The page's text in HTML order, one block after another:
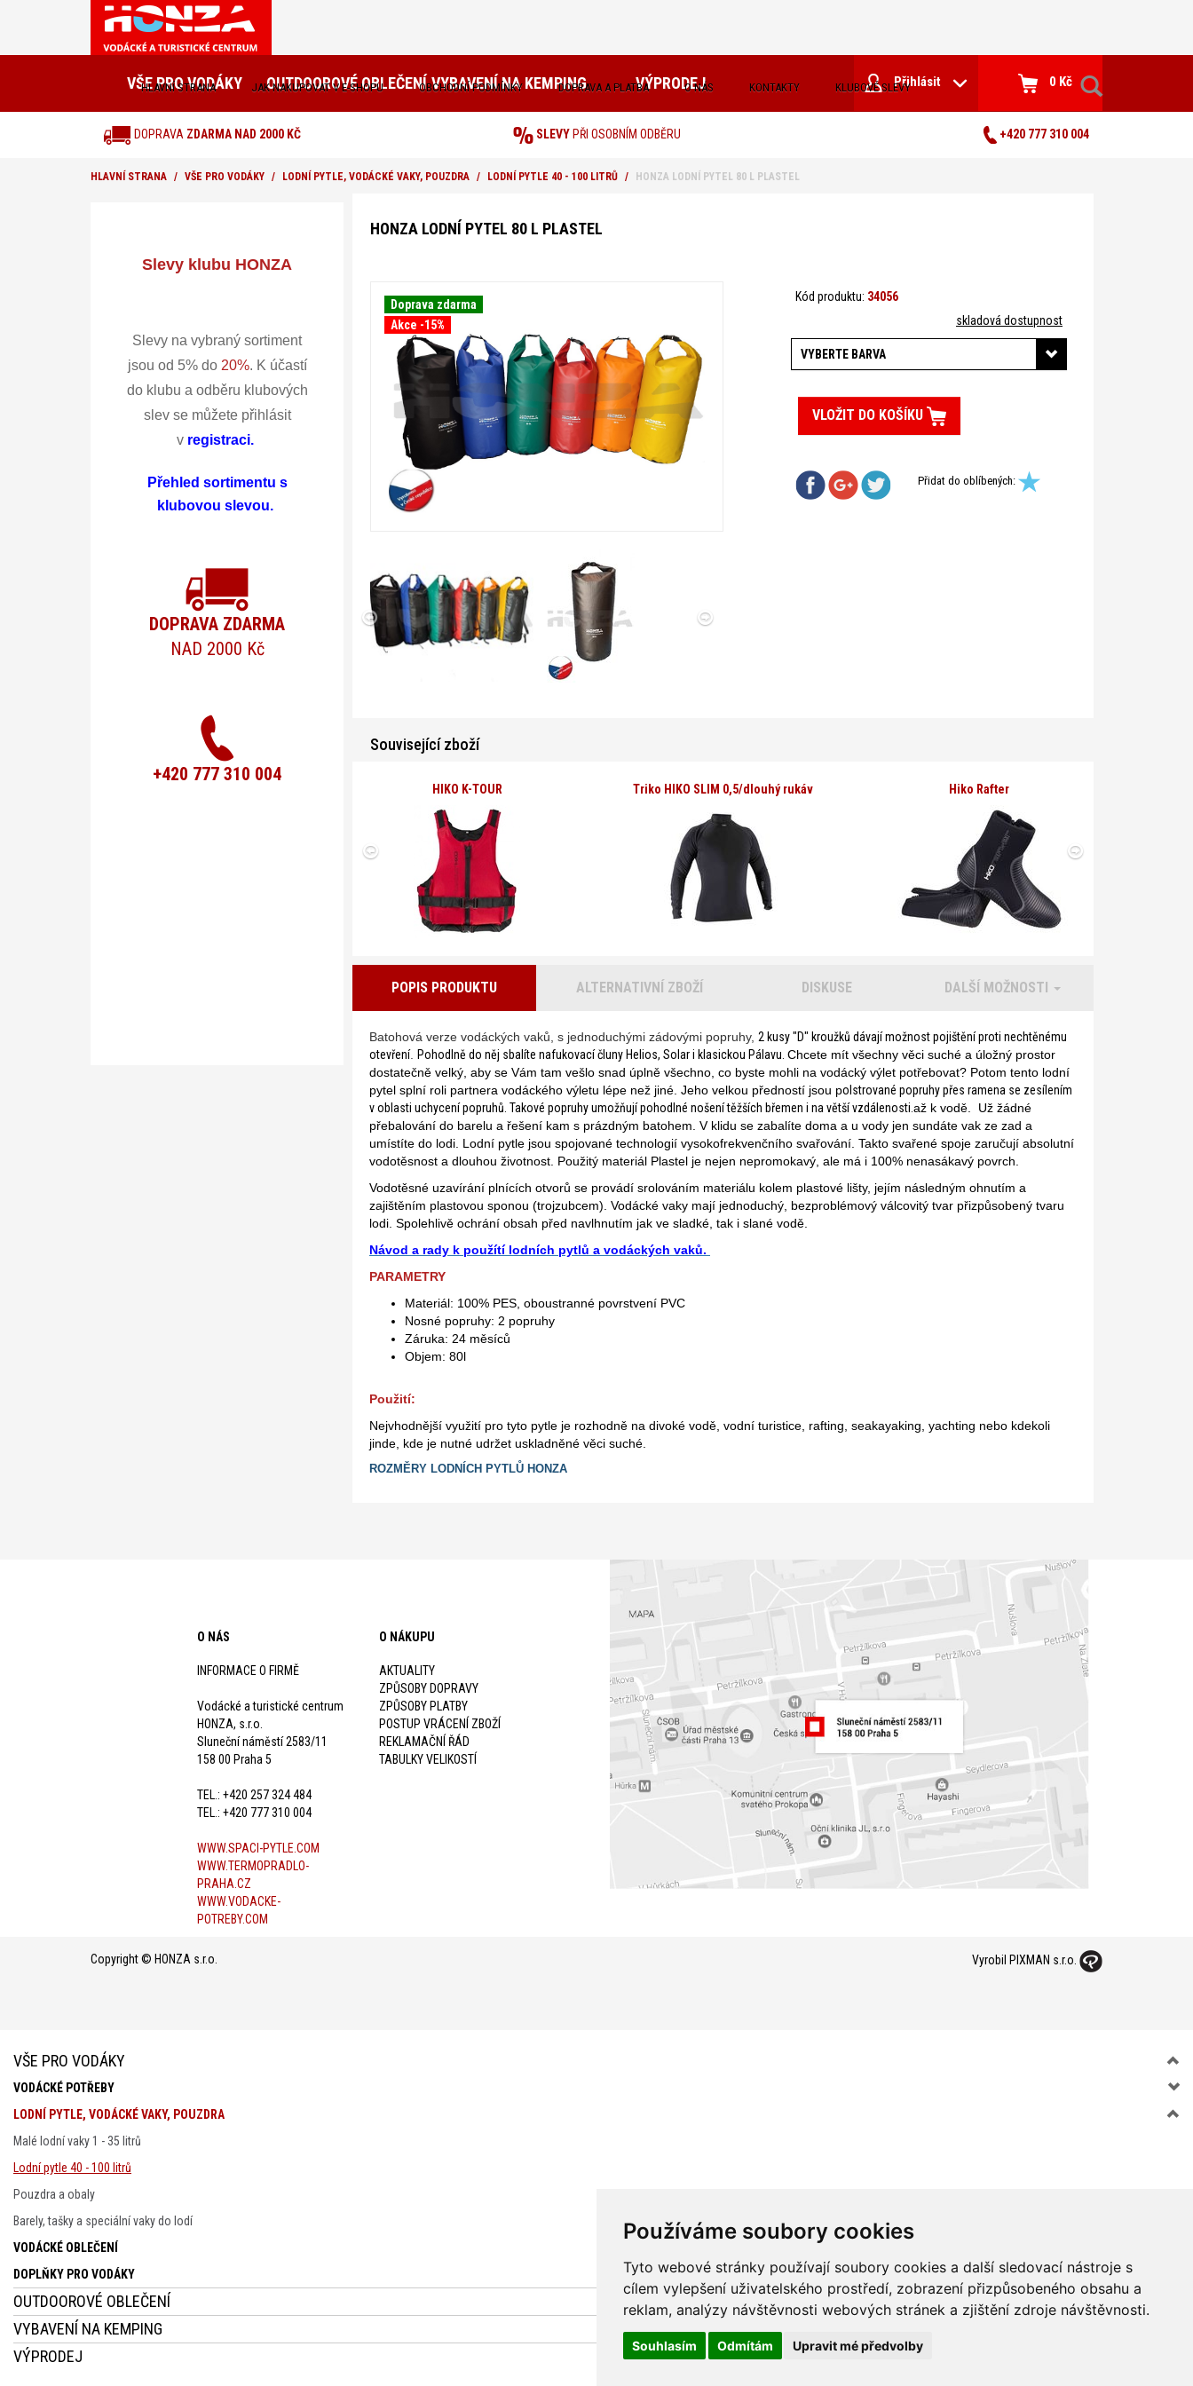
Používáme soubory cookies
Tyto webové stránky používají soubory cookies a další sledovací nástroje s
cílem vylepšení uživatelského prostředí, zobrazení přizpůsobeného obsahu a
reklam, analýzy návštěvnosti webových stránek a zjištění zdroje návštěvnosti.
Souhlasím Odmítám Upravit mé předvolby
HLAVNÍ STRANA JAK NAKUPOVAT V E-SHOPU OBCHODNÍ PODMÍNKY DOPRAVA A PLATBA O NÁS KONTAKTY KLUBOVÉ SLEVY
VŠE PRO VODÁKY OUTDOOROVÉ OBLEČENÍ VYBAVENÍ NA KEMPING VÝPRODEJ Přihlásit 0 Kč
DOPRAVA ZDARMA NAD 2000 KČ SLEVYPŘI OSOBNÍM ODBĚRU +420 777 310 004
HLAVNÍ STRANA VŠE PRO VODÁKY LODNÍ PYTLE, VODÁCKÉ VAKY, POUZDRA LODNÍ PYTLE 40 - 100 LITRŮ HONZA LODNÍ PYTEL 80 L PLASTEL
Slevy klubu HONZA
Slevy na vybraný sortiment
jsou od 5% do 20%. K účastí
do klubu a odběru klubových
slev se můžete přihlásit
v registraci.
Přehled sortimentu s
klubovou slevou.
DOPRAVA ZDARMA
NAD 2000 Kč
+420 777 310 004
HONZA LODNÍ PYTEL 80 L PLASTEL
Doprava zdarma
Akce -15%
Kód produktu: 34056
skladová dostupnost
VYBERTE BARVA
VLOŽIT DO KOŠÍKU
Přidat do oblíbených:
Související zboží
HIKO K-TOUR Triko HIKO SLIM 0,5/dlouhý rukáv Hiko Rafter
POPIS PRODUKTU ALTERNATIVNÍ ZBOŽÍ DISKUSE DALŠÍ MOŽNOSTI
Batohová verze vodáckých vaků, s jednoduchými zádovými popruhy, 2 kusy "D" kroužků dávají možnost pojištění proti nechtěnému
otevření. Pohodlně do něj sbalíte nafukovací čluny Helios, Solar i klasickou Pálavu. Chcete mít všechny věci suché a úložný prostor
dostatečně velký, aby se Vám tam vešlo snad úplně všechno, co byste mohli na vodácký výlet potřebovat? Potom tento lodní
pytel splní roli partnera vodáckého výletu lépe než jiné. Jeho velkou předností jsou polstrované popruhy přes ramena se zesílením
v oblasti uchycení popruhů. Takové popruhy umožňují pohodlné nošení těžších břemen i na větší vzdálenosti. až k vodě.
Už žádné
přebalování do barelu a řešení kam s prázdným batohem. V klidu se zabalíte doma a u vody jen sundáte vak ze zad a
umístíte do lodi. Lodní pytle jsou spojované technologií vysokofrekvenčního svařování. Takto svařené spoje zaručují absolutní
vodotěsnost a dlouhou životnost. Použitý materiál Plastel je nejen nepromokavý, ale má i 100% nenasákavý povrch.
Vodotěsné uzavírání plnících otvorů se provádí srolováním materiálu kolem plastové lišty, jejím následným ohnutím a
zajištěním plastovou sponou (trojzubcem). Vodácké vaky mají jednoduchý, bezproblémový válcovitý tvar přizpůsobený tvaru
lodi. Spolehlivě ochrání obsah před navlhnutím jak ve sladké, tak i slané vodě.
Návod a rady k použítí lodních pytlů a vodáckých vaků.
PARAMETRY
Materiál: 100% PES, oboustranné povrstvení PVC
Nosné popruhy: 2 popruhy
Záruka: 24 měsíců
Objem: 80l
Použití:
Nejvhodnější využití pro tyto pytle je rozhodně na divoké vodě, vodní turistice, rafting, seakayaking, yachting nebo kdekoli
jinde, kde je nutné udržet uskladněné věci suché.
ROZMĚRY LODNÍCH PYTLŮ HONZA
O NÁS
INFORMACE O FIRMĚ
Vodácké a turistické centrum
HONZA, s.r.o.
Sluneční náměstí 2583/11
158 00 Praha 5
TEL.: +420 257 324 484
TEL.: +420 777 310 004
WWW.SPACI-PYTLE.COM
WWW.TERMOPRADLO-
PRAHA.CZ
WWW.VODACKE-
POTREBY.COM
O NÁKUPU
AKTUALITY
ZPŮSOBY DOPRAVY
ZPŮSOBY PLATBY
POSTUP VRÁCENÍ ZBOŽÍ
REKLAMAČNÍ ŘÁD
TABULKY VELIKOSTÍ
Copyright © HONZA s.r.o. Vyrobil PIXMAN s.r.o.
VŠE PRO VODÁKY
VODÁCKÉ POTŘEBY
LODNÍ PYTLE, VODÁCKÉ VAKY, POUZDRA
Malé lodní vaky 1 - 35 litrů
Lodní pytle 40 - 100 litrů
Pouzdra a obaly
Barely, tašky a speciální vaky do lodí
VODÁCKÉ OBLEČENÍ
DOPLŇKY PRO VODÁKY
OUTDOOROVÉ OBLEČENÍ
VYBAVENÍ NA KEMPING
VÝPRODEJ